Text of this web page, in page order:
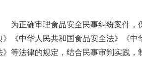
正确审理食品安全民事纠纷案件，
》《中华人民共和国食品安全法》《
》等法律的规定，结合民事审判实践，